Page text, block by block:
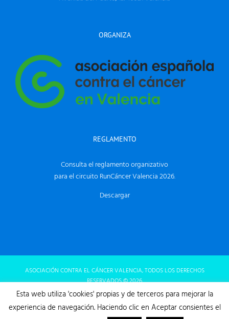
ORGANIZA
REGLAMENTO
Consulta el reglamento organizativo
para el circuito RunCáncer Valencia 2026.
Descargar
ASOCIACIÓN CONTRA EL CÁNCER VALENCIA, TODOS LOS DERECHOS
RESERVADOS ©2026
AVISO LEGAL|POLÍTICA DE PRIVACIDAD|COOKIES
Esta web utiliza 'cookies' propias y de terceros para mejorar la
experiencia de navegación. Haciendo clic en Aceptar consientes el